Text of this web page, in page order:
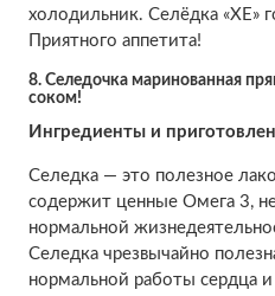
холодильник. Селёдка «ХЕ»
Приятного аппетита!
8. Селедочка маринованная
соком!
Ингредиенты и
Селедка — это полезное
содержит ценные Омега 3,
нормальной
Селедка чрезвычайно
нормальной работы сердца и